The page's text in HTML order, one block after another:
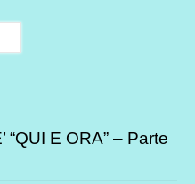
“QUI E ORA” – Parte